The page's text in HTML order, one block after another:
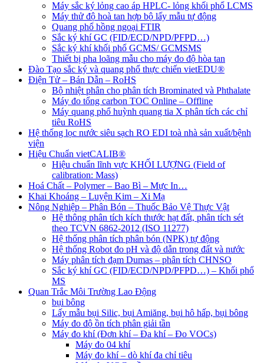
Máy sắc ký lỏng cao áp HPLC- lỏng khối phổ LCMS
Máy thử độ hoà tan hợp bộ lấy mẫu tự động
Quang phổ hồng ngoại FTIR
Sắc ký khí GC (FID/ECD/NPD/PFPD…)
Sắc ký khí khối phổ GCMS/ GCMSMS
Thiết bị pha loãng mẫu cho máy đo độ hòa tan
Đào Tạo sắc ký và quang phổ thực chiến vietEDU®
Điện Tử – Bán Dẫn – RoHS
Bộ nhiệt phân cho phân tích Brominated và Phthalate
Máy đo tổng carbon TOC Online – Offline
Máy quang phổ huỳnh quang tia X phân tích các chỉ
tiêu RoHS
Hệ thống lọc nước siêu sạch RO EDI​​ toà nhà sản xuất/bệnh
viện
Hiệu Chuẩn vietCALIB®
Hiệu chuẩn lĩnh vực KHỐI LƯỢNG (Field of
calibration: Mass)
Hoá Chất – Polymer – Bao Bì – Mực In…
Khai Khoáng – Luyện Kim – Xi Mạ
Nông Nghiệp – Phân Bón – Thuốc Bảo Vệ Thực Vật
Hệ thông phân tích kích thước hạt đất, phân tích sét
theo TCVN 6862-2012 (ISO 11277)
Hệ thống phân tích phân bón (NPK) tự động
Hệ thống Robot đo pH và độ dẫn trong đất và nước
Máy phân tích đạm Dumas – phân tích CHNSO
Sắc ký khí GC (FID/ECD/NPD/PFPD…) – Khối phổ
MS
Quan Trắc Môi Trường Lao Động
bụi bông
Lấy mẫu bụi Silic, bụi Amiăng, bụi hô hấp, bụi bông
Máy đo độ ồn tích phân giải tần
Máy đo khí (Đơn khí – Đa khí – Đo VOCs)
Máy đo 04 khí
Máy đo khí – dò khí đa chỉ tiêu